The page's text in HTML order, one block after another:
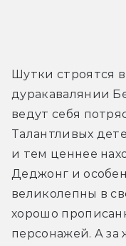
Шутки строятся
дуракавалянии
ведут себя
Талантливых
и тем ценнее
Деджонг и
великолепны в
хорошо
персонажей. А за